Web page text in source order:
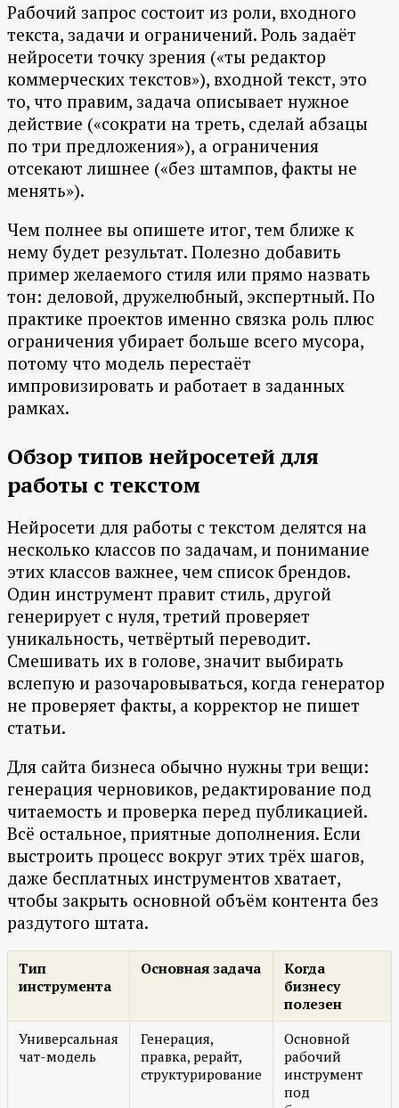
Рабочий запрос состоит из роли, входного
текста, задачи и ограничений. Роль задаёт
нейросети точку зрения («ты редактор
коммерческих текстов»), входной текст, это
то, что правим, задача описывает нужное
действие («сократи на треть, сделай абзацы
по три предложения»), а ограничения
отсекают лишнее («без штампов, факты не
менять»).
Чем полнее вы опишете итог, тем ближе к
нему будет результат. Полезно добавить
пример желаемого стиля или прямо назвать
тон: деловой, дружелюбный, экспертный. По
практике проектов именно связка роль плюс
ограничения убирает больше всего мусора,
потому что модель перестаёт
импровизировать и работает в заданных
рамках.
Обзор типов нейросетей для
работы с текстом
Нейросети для работы с текстом делятся на
несколько классов по задачам, и понимание
этих классов важнее, чем список брендов.
Один инструмент правит стиль, другой
генерирует с нуля, третий проверяет
уникальность, четвёртый переводит.
Смешивать их в голове, значит выбирать
вслепую и разочаровываться, когда генератор
не проверяет факты, а корректор не пишет
статьи.
Для сайта бизнеса обычно нужны три вещи:
генерация черновиков, редактирование под
читаемость и проверка перед публикацией.
Всё остальное, приятные дополнения. Если
выстроить процесс вокруг этих трёх шагов,
даже бесплатных инструментов хватает,
чтобы закрыть основной объём контента без
раздутого штата.
Тип
инструмента
Основная задача
Когда
бизнесу
полезен
Универсальная
чат-модель
Генерация,
правка, рерайт,
структурирование
Основной
рабочий
инструмент
под